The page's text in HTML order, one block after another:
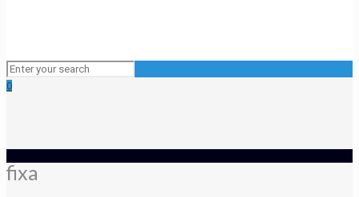
0
fixa